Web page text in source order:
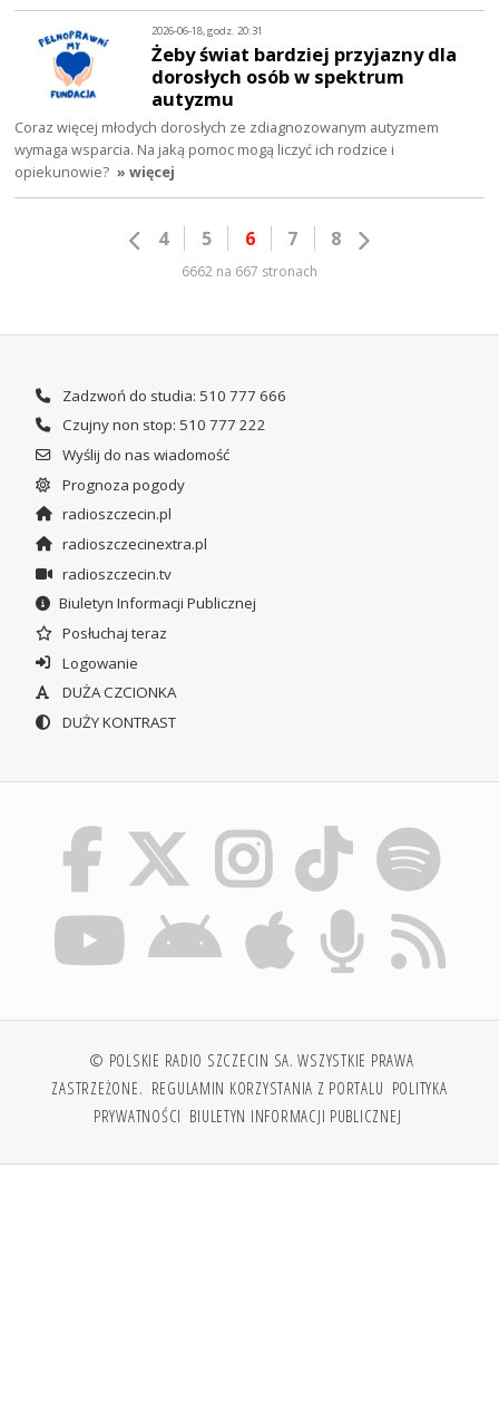
2026-06-18, godz. 20:31
Żeby świat bardziej przyjazny dla
dorosłych osób w spektrum
autyzmu
Coraz więcej młodych dorosłych ze zdiagnozowanym autyzmem
wymaga wsparcia. Na jaką pomoc mogą liczyć ich rodzice i
opiekunowie? » więcej
4 5 6 7 8
6662 na 667 stronach
Zadzwoń do studia: 510 777 666
Czujny non stop: 510 777 222
Wyślij do nas wiadomość
Prognoza pogody
radioszczecin.pl
radioszczecinextra.pl
radioszczecin.tv
Biuletyn Informacji Publicznej
Posłuchaj teraz
Logowanie
DUŻA CZCIONKA
DUŻY KONTRAST
© POLSKIE RADIO SZCZECIN SA. WSZYSTKIE PRAWA
ZASTRZEŻONE. REGULAMIN KORZYSTANIA Z PORTALU POLITYKA
PRYWATNOŚCI BIULETYN INFORMACJI PUBLICZNEJ